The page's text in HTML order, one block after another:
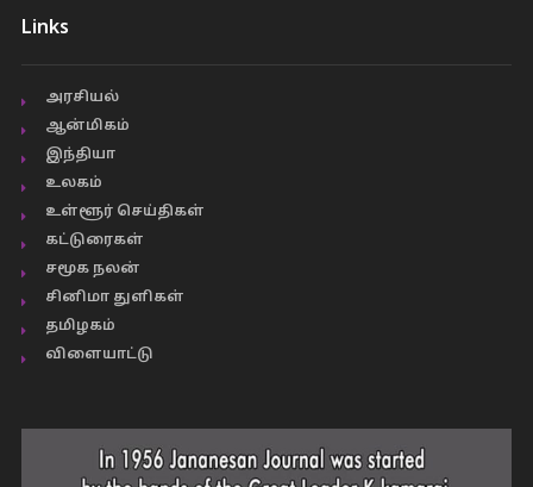
Links
அரசியல்
ஆன்மிகம்
இந்தியா
உலகம்
உள்ளூர் செய்திகள்
கட்டுரைகள்
சமூக நலன்
சினிமா துளிகள்
தமிழகம்
விளையாட்டு